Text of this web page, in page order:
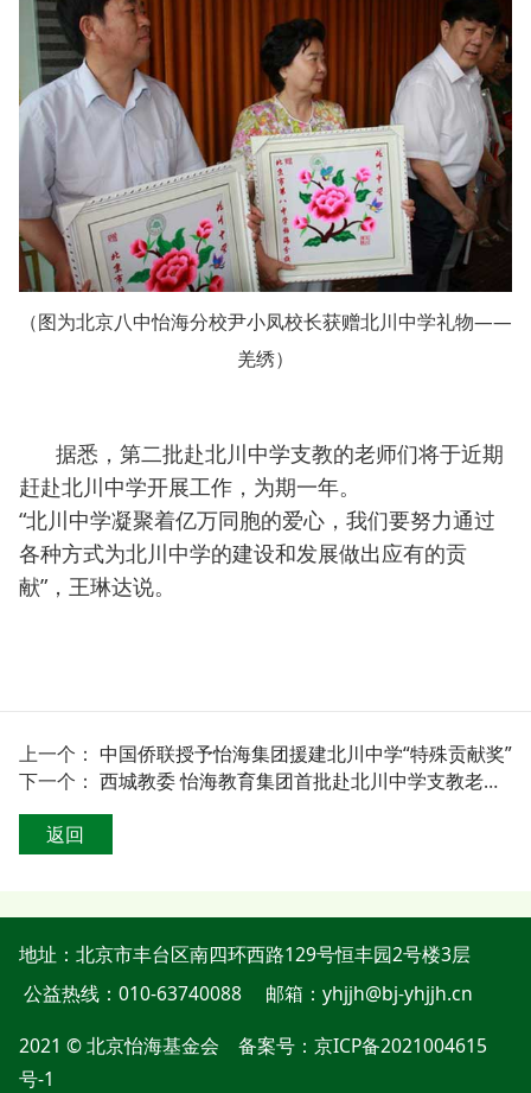
（图为北京八中怡海分校尹小凤校长获赠北川中学礼物——
羌绣）
据悉，第二批赴北川中学支教的老师们将于近期
赶赴北川中学开展工作，为期一年。
“北川中学凝聚着亿万同胞的爱心，我们要努力通过
各种方式为北川中学的建设和发展做出应有的贡
献”，王琳达说。
上一个： 中国侨联授予怡海集团援建北川中学“特殊贡献奖”
下一个： 西城教委 怡海教育集团首批赴北川中学支教老师凯旋
返回
地址： 北京市丰台区南四环西路129号恒丰园2号楼3层
公益热线：010-63740088 邮箱：yhjjh@bj-yhjjh.cn
2021 © 北京怡海基金会 备案号： 京ICP备2021004615
号-1